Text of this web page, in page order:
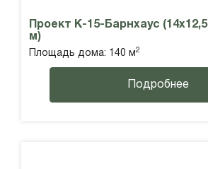
Проект К-15-Барнхаус (14х12,5
м)
Площадь дома: 140 м2
Подробнее